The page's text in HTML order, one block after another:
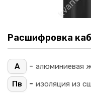
Расшифровка
А - алюминиевая
Пв
- изоляция из